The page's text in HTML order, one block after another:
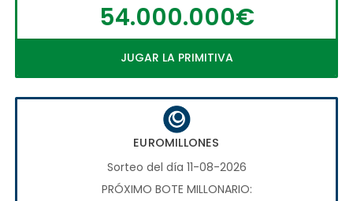
54.000.000€
JUGAR LA PRIMITIVA
EUROMILLONES
Sorteo del día 11-08-2026
PRÓXIMO BOTE MILLONARIO: